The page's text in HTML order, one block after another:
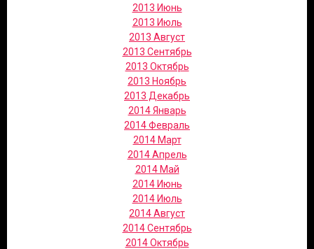
2013 Июнь
2013 Июль
2013 Август
2013 Сентябрь
2013 Октябрь
2013 Ноябрь
2013 Декабрь
2014 Январь
2014 Февраль
2014 Март
2014 Апрель
2014 Май
2014 Июнь
2014 Июль
2014 Август
2014 Сентябрь
2014 Октябрь